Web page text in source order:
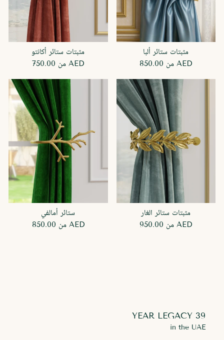
مثبتات ستائر أكانتو
من 750.00 AED
مثبتات ستائر ألبا
من 850.00 AED
ستائر أمالفي
من850.00 AED
مثبتات ستائر الغار
من 950.00 AED
39 YEAR LEGACY
in the UAE